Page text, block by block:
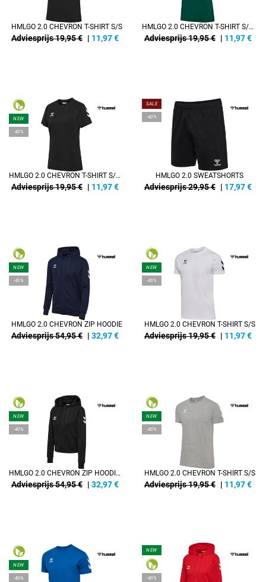
HMLGO 2.0 CHEVRON T-SHIRT S/S
Adviesprijs 19,95 € | 11,97€
HMLGO 2.0 CHEVRON T-SHIRT S/S WOMAN
Adviesprijs 19,95 € | 11,97€
NEW
-40%
HMLGO 2.0 CHEVRON T-SHIRT S/S WOMAN
Adviesprijs 19,95 € | 11,97€
SALE
-40%
HMLGO 2.0 SWEATSHORTS
Adviesprijs 29,95 € | 17,97€
NEW
-40%
HMLGO 2.0 CHEVRON ZIP HOODIE
Adviesprijs 54,95 € | 32,97€
NEW
-40%
HMLGO 2.0 CHEVRON T-SHIRT S/S
Adviesprijs 19,95 € | 11,97€
NEW
-40%
HMLGO 2.0 CHEVRON ZIP HOODIE WOMAN
Adviesprijs 54,95 € | 32,97€
NEW
-40%
HMLGO 2.0 CHEVRON T-SHIRT S/S
Adviesprijs 19,95 € | 11,97€
NEW
-40%
NEW
-40%